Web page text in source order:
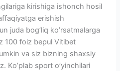
kirishiga ishonch hosil
erishish
juda bog’liq ko’rsatmalarga
100 foiz bepul Vitibet
va siz bizning shaxsiy
Ko’plab sport o’yinchilari